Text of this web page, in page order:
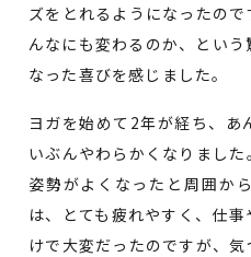
ズをとれるようになったの
んなにも変わるのか、とい
なった喜びを感じました。
ヨガを始めて2年が経ち、あ
いぶんやわらかくなりました
姿勢がよくなったと周囲か
は、とても疲れやすく、仕
けで大変だったのですが、